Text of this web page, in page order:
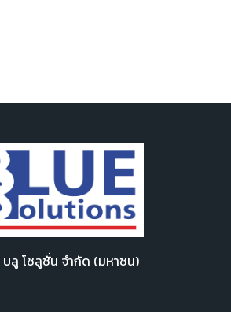
ลู โซลูชั่น จำกัด (มหาชน)